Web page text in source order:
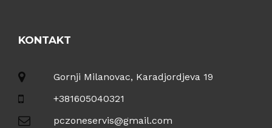
KONTAKT
Gornji Milanovac, Karadjordjeva 19
+381605040321
pczoneservis@gmail.com